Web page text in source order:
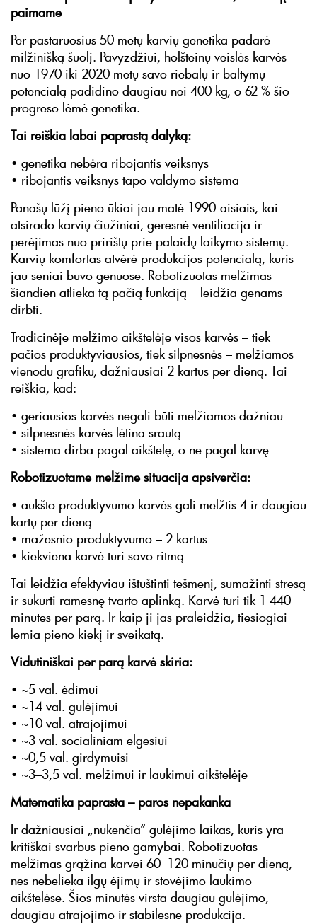
paimame
Per pastaruosius 50 metų karvių genetika padarė
milžinišką šuolį. Pavyzdžiui, holšteinų veislės karvės
nuo 1970 iki 2020 metų savo riebalų ir baltymų
potencialą padidino daugiau nei 400 kg, o 62 % šio
progreso lėmė genetika.
Tai reiškia labai paprastą dalyką:
• genetika nebėra ribojantis veiksnys
• ribojantis veiksnys tapo valdymo sistema
Panašų lūžį pieno ūkiai jau matė 1990-aisiais, kai
atsirado karvių čiužiniai, geresnė ventiliacija ir
perėjimas nuo pririštų prie palaidų laikymo sistemų.
Karvių komfortas atvėrė produkcijos potencialą, kuris
jau seniai buvo genuose. Robotizuotas melžimas
šiandien atlieka tą pačią funkciją – leidžia genams
dirbti.
Tradicinėje melžimo aikštelėje visos karvės – tiek
pačios produktyviausios, tiek silpnesnės – melžiamos
vienodu grafiku, dažniausiai 2 kartus per dieną. Tai
reiškia, kad:
• geriausios karvės negali būti melžiamos dažniau
• silpnesnės karvės lėtina srautą
• sistema dirba pagal aikštelę, o ne pagal karvę
Robotizuotame melžime situacija apsiverčia:
• aukšto produktyvumo karvės gali melžtis 4 ir daugiau
kartų per dieną
• mažesnio produktyvumo – 2 kartus
• kiekviena karvė turi savo ritmą
Tai leidžia efektyviau ištuštinti tešmenį, sumažinti stresą
ir sukurti ramesnę tvarto aplinką. Karvė turi tik 1 440
minutes per parą. Ir kaip ji jas praleidžia, tiesiogiai
lemia pieno kiekį ir sveikatą.
Vidutiniškai per parą karvė skiria:
• ~5 val. ėdimui
• ~14 val. gulėjimui
• ~10 val. atrajojimui
• ~3 val. socialiniam elgesiui
• ~0,5 val. girdymuisi
• ~3–3,5 val. melžimui ir laukimui aikštelėje
Matematika paprasta – paros nepakanka
Ir dažniausiai „nukenčia“ gulėjimo laikas, kuris yra
kritiškai svarbus pieno gamybai. Robotizuotas
melžimas grąžina karvei 60–120 minučių per dieną,
nes nebelieka ilgų ėjimų ir stovėjimo laukimo
aikštelėse. Šios minutės virsta daugiau gulėjimo,
daugiau atrajojimo ir stabilesne produkcija.